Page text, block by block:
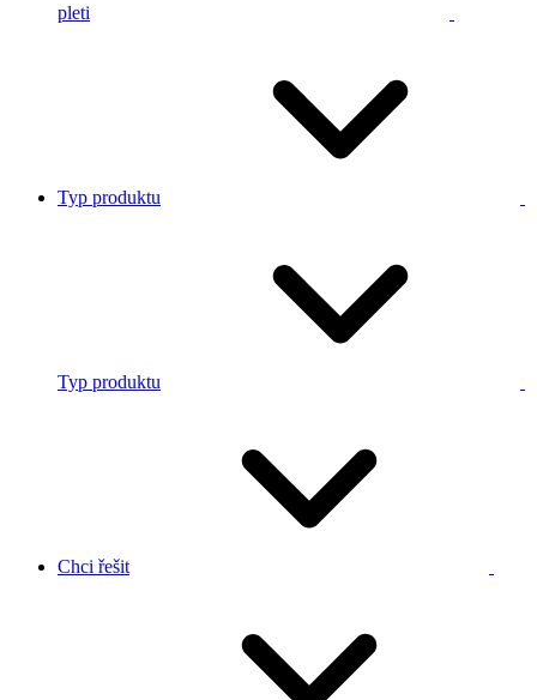
pleti
Typ produktu
Typ produktu
Chci řešit